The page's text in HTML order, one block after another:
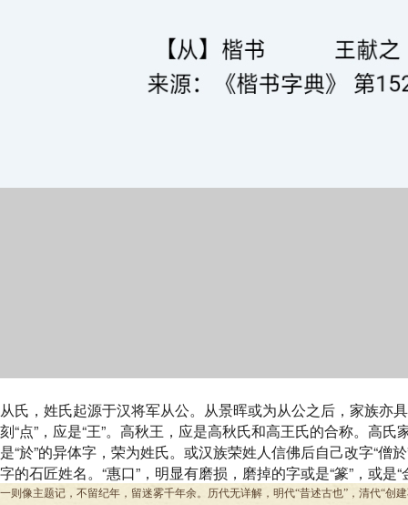
从氏，姓氏起源于汉将军从公。从景晖或为从公之后，家族亦
刻“点”，应是“王”。高秋王，应是高秋氏和高王氏的合称。高
是“於”的异体字，荣为姓氏。或汉族荣姓人信佛后自己改字“僧
字的石匠姓名。“惠口”，明显有磨损，磨掉的字或是“篆”，或是“
一则像主题记，不留纪年，留迷雾千年余。历代无详解，明代“昔述古也”，清代“创